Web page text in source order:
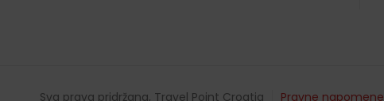
Sva prava pridržana, Travel Point Croatia Pravne napomene